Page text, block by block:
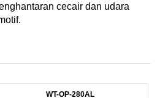
cecair dan udara
WT-OP-280AL